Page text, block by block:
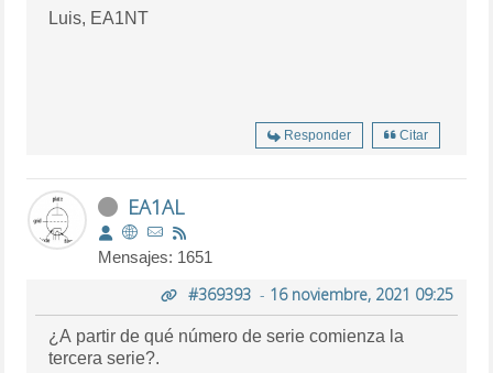
Luis, EA1NT
Responder Citar
EA1AL
Mensajes: 1651
#369393- 16 noviembre, 2021 09:25
¿A partir de qué número de serie comienza la
tercera serie?.